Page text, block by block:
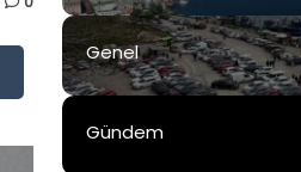
Genel
Gündem